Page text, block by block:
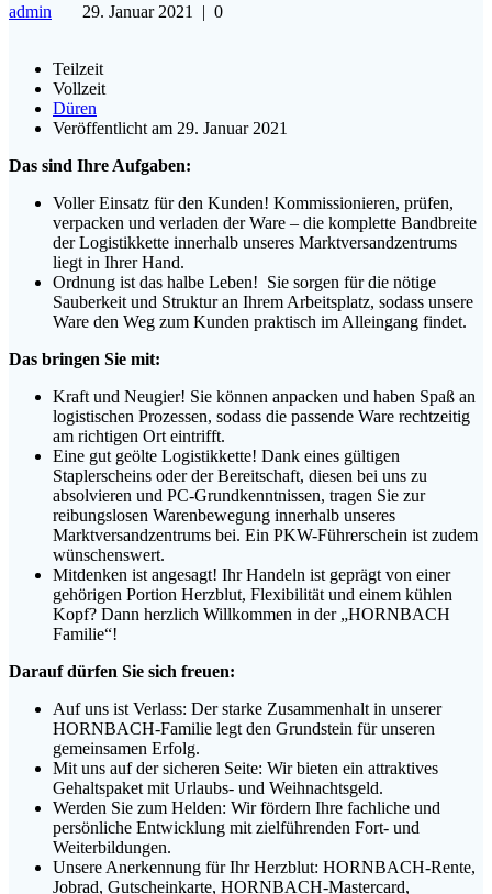
admin 29. Januar 2021 | 0
Teilzeit
Vollzeit
Düren
Veröffentlicht am 29. Januar 2021
Das sind Ihre Aufgaben:
Voller Einsatz für den Kunden! Kommissionieren, prüfen,
verpacken und verladen der Ware – die komplette Bandbreite
der Logistikkette innerhalb unseres Marktversandzentrums
liegt in Ihrer Hand.
Ordnung ist das halbe Leben! Sie sorgen für die nötige
Sauberkeit und Struktur an Ihrem Arbeitsplatz, sodass unsere
Ware den Weg zum Kunden praktisch im Alleingang findet.
Das bringen Sie mit:
Kraft und Neugier! Sie können anpacken und haben Spaß an
logistischen Prozessen, sodass die passende Ware rechtzeitig
am richtigen Ort eintrifft.
Eine gut geölte Logistikkette! Dank eines gültigen
Staplerscheins oder der Bereitschaft, diesen bei uns zu
absolvieren und PC-Grundkenntnissen, tragen Sie zur
reibungslosen Warenbewegung innerhalb unseres
Marktversandzentrums bei. Ein PKW-Führerschein ist zudem
wünschenswert.
Mitdenken ist angesagt! Ihr Handeln ist geprägt von einer
gehörigen Portion Herzblut, Flexibilität und einem kühlen
Kopf? Dann herzlich Willkommen in der „HORNBACH
Familie“!
Darauf dürfen Sie sich freuen:
Auf uns ist Verlass: Der starke Zusammenhalt in unserer
HORNBACH-Familie legt den Grundstein für unseren
gemeinsamen Erfolg.
Mit uns auf der sicheren Seite: Wir bieten ein attraktives
Gehaltspaket mit Urlaubs- und Weihnachtsgeld.
Werden Sie zum Helden: Wir fördern Ihre fachliche und
persönliche Entwicklung mit zielführenden Fort- und
Weiterbildungen.
Unsere Anerkennung für Ihr Herzblut: HORNBACH-Rente,
Jobrad, Gutscheinkarte, HORNBACH-Mastercard,